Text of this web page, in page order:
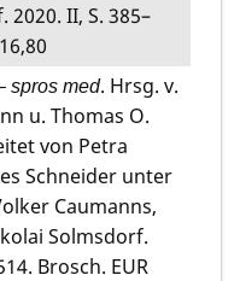
II, S. 385–
spros med. Hrsg. v.
u. Thomas O.
von Petra
Schneider unter
Caumanns,
Solmsdorf.
Brosch. EUR